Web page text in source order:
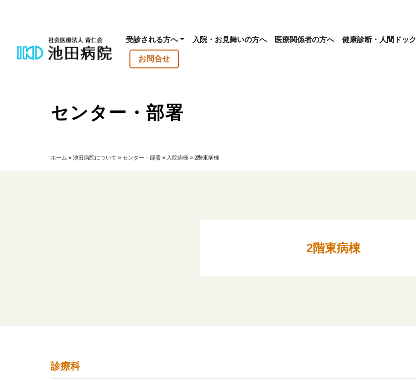
受診される方へ 入院・お見舞いの方へ 医療関係者の方へ 健康診断・人間ドック
お問合せ
センター・部署
ホーム » 池田病院について » センター・部署 » 入院病棟 » 2階東病棟
2階東病棟
診療科